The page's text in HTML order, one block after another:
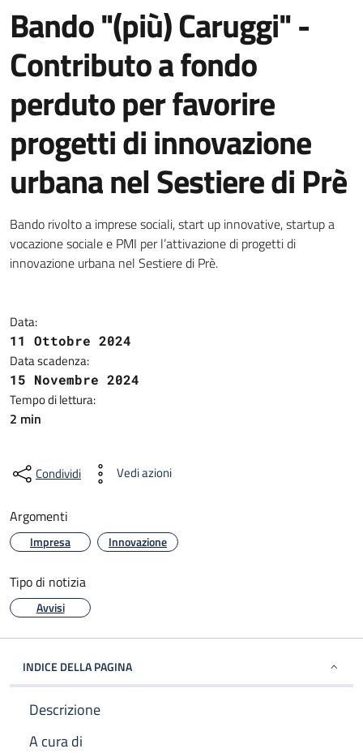
Bando "(più) Caruggi" -
Contributo a fondo
perduto per favorire
progetti di innovazione
urbana nel Sestiere di Prè
Bando rivolto a imprese sociali, start up innovative, startup a
vocazione sociale e PMI per l’attivazione di progetti di
innovazione urbana nel Sestiere di Prè.
Data:
11 Ottobre 2024
Data scadenza:
15 Novembre 2024
Tempo di lettura:
2 min
Condividi Vedi azioni
Argomenti
Impresa Innovazione
Tipo di notizia
Avvisi
INDICE DELLA PAGINA
Descrizione
A cura di